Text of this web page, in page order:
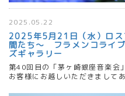
2025.05.22
2025年5月21日（水）ロス
間たち～ フラメンコライ
ズギャラリー
第40回目の「茅ヶ崎銀座音楽会
お客様にお越しいただきまして